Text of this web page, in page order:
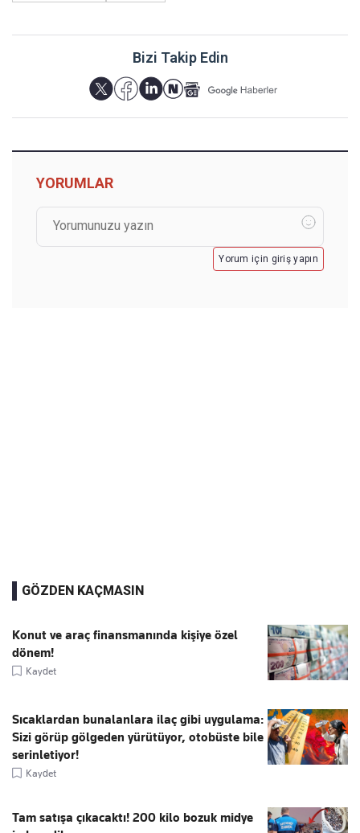
Bizi Takip Edin
YORUMLAR
Yorum için giriş yapın
GÖZDEN KAÇMASIN
Konut ve araç finansmanında kişiye özel
dönem!
Kaydet
Sıcaklardan bunalanlara ilaç gibi uygulama:
Sizi görüp gölgeden yürütüyor, otobüste bile
serinletiyor!
Kaydet
Tam satışa çıkacaktı! 200 kilo bozuk midye